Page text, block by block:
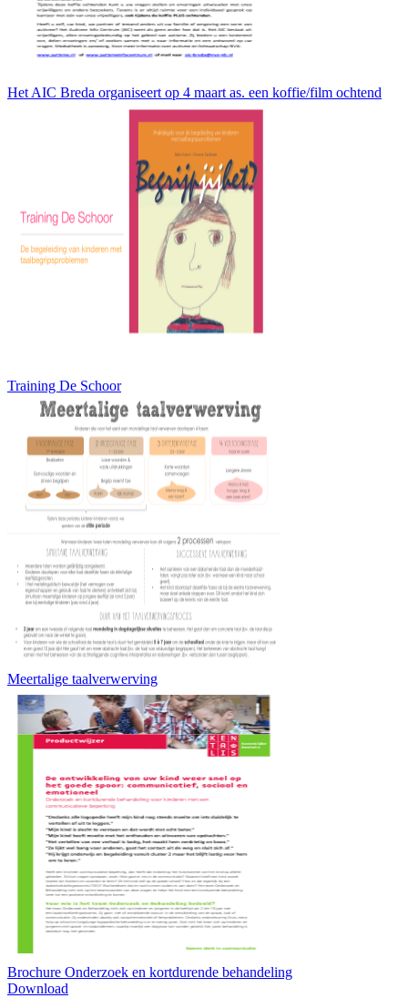
Het AIC Breda organiseert op 4 maart as. een koffie/film ochtend
Training De Schoor
Meertalige taalverwerving
Brochure Onderzoek en kortdurende behandeling
Download